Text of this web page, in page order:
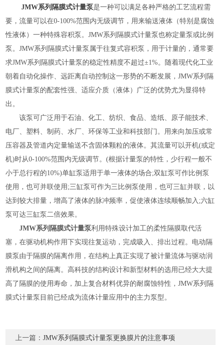
JMW系列隔膜式计量泵是一种可以满足各种严格的工艺流程需
要，流量可以在0-100%范围内无级调节，用来输送液体（特别是腐蚀
性液体）一种特殊容积泵。JMW系列隔膜式计量泵也称定量泵或比例
泵。JMW系列隔膜式计量泵属于往复式容积泵，用于计量的，通常要
求JMW系列隔膜式计量泵的稳定性精度不超过±1%。随着现代化工业
朝着自动化操作、远距离自动控制这一形势的不断发展，JMW系列隔
膜式计量泵的配套性强、适应介质（液体）广泛的优势尤为显得特
出。
该泵可广泛用于石油、化工、纺织、食品、造纸、原子能技术、
电厂、塑料、制药、水厂、环保等工业和科技部门。用来向加压或常
压容器及管道内定量输送不含固体颗粒的液体。其流量可以开机(或定
机)时从0-100%范围内无级调节。(根据计量泵的特性，少行程一般不
小于总行程的10%)单缸泵适用于单一液体的场合;双缸泵可作比例泵
使用，也可并联使用;三缸泵可作为三比例泵使用，也可三缸并联，以
达到较大排量，增高了液体的脉冲频率，促使液体连续顺畅加入;六缸
泵可达三缸泵二倍效果。
JMW系列隔膜式计量泵利用特殊设计加工的柔性隔膜取代活
塞，在驱动机构作用下实现往复运动，完成吸入、排出过程。电动隔
膜泵由于隔膜的隔离作用，在结构上真正实现了被计量流体与驱动润
滑机构之间的隔离。高科技的结构设计和新型材料的选用已经大大提
高了隔膜的使用寿命，加上复合材料优异的耐腐蚀特性，JMW系列隔
膜式计量泵目前已经成为流体计量应用中的主力泵型。
上一篇：JMW系列隔膜式计量泵更换膜片的注意事项